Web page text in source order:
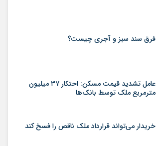
فرق سند سبز و آجری چیست؟
عامل تشدید قیمت مسکن: احتکار ۳۷ میلیون
مترمربع ملک توسط بانک‌ها
خریدار می‌تواند قرارداد ملک ناقص را فسخ کند